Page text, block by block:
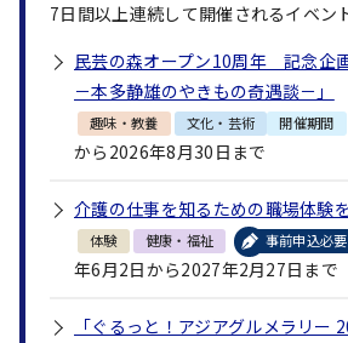
7日間以上連続して開催されるイベン
民芸の森オープン10周年 記念企
－本多静雄のやきもの奇遇談－」
趣味・教養 文化・芸術 開催期間
から2026年8月30日まで
介護の仕事を知るための職場体験
体験 健康・福祉 事前申込必要
年6月2日から2027年2月27日まで
「ぐるっと！アジアグルメラリー